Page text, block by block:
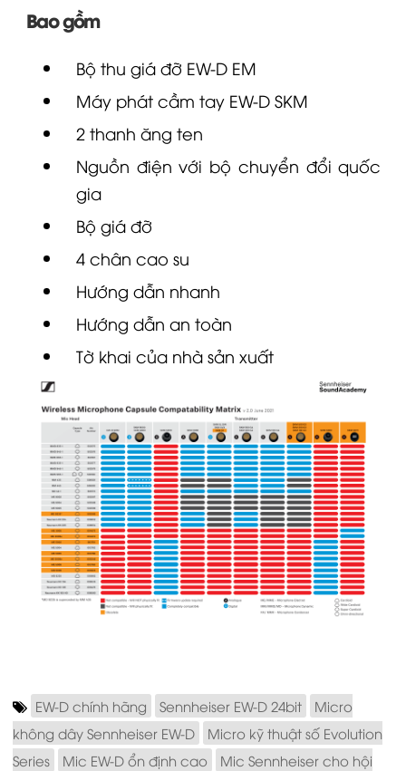
Bao gồm
Bộ thu giá đỡ EW-D EM
Máy phát cầm tay EW-D SKM
2 thanh ăng ten
Nguồn điện với bộ chuyển đổi quốc
gia
Bộ giá đỡ
4 chân cao su
Hướng dẫn nhanh
Hướng dẫn an toàn
Tờ khai của nhà sản xuất
EW-D chính hãng Sennheiser EW-D 24bit
Micro
không dây Sennheiser EW-D
Micro kỹ thuật số Evolution
Series
Mic EW-D ổn định cao
Mic Sennheiser cho hội